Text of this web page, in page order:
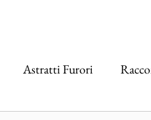
Astratti Furori